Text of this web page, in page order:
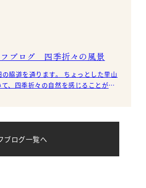
ブログ 四季折々の風景
ります。 ちょっとした里山
、四季折々の自然を感じることがで
ブログ一覧へ